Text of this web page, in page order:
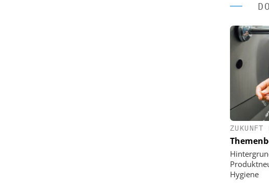
ZUKUNFT
Hygiene